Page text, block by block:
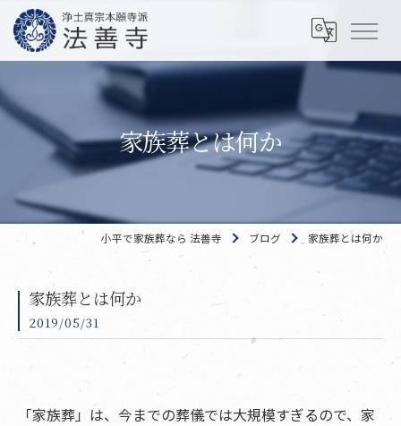
家族葬とは何か
小平で家族葬なら 法善寺 ブログ 家族葬とは何か
家族葬とは何か
2019/05/31
「家族葬」は、今までの葬儀では大規模すぎるので、家